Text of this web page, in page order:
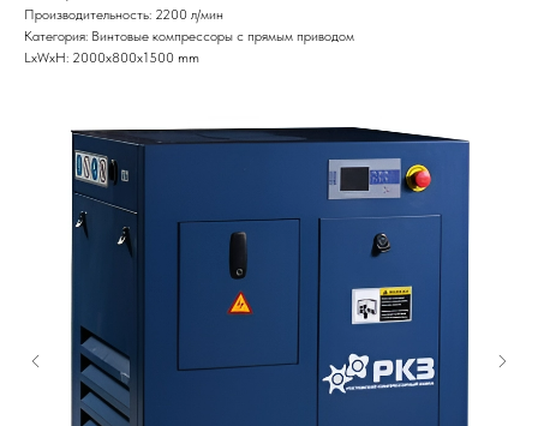
Производительность: 2200 л/мин
Категория: Винтовые компрессоры с прямым приводом
LxWxH: 2000x800x1500 mm